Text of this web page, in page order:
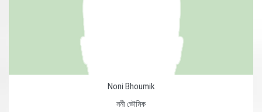
Noni Bhoumik
ননী ভৌমিক